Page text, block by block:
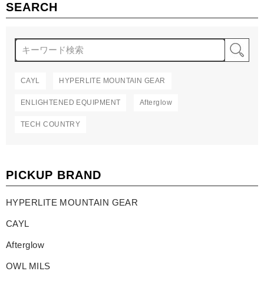
SEARCH
CAYL HYPERLITE MOUNTAIN GEAR
ENLIGHTENED EQUIPMENT Afterglow
TECH COUNTRY
PICKUP BRAND
HYPERLITE MOUNTAIN GEAR
CAYL
Afterglow
OWL MILS